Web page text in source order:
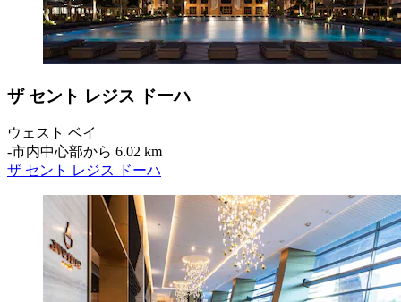
ザ セント レジス ドーハ
ウェスト ベイ
‐市内中心部から 6.02 km
ザ セント レジス ドーハ